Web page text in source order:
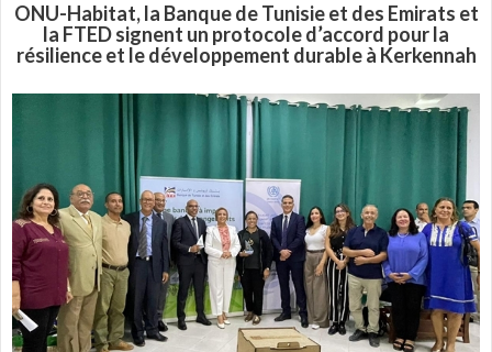
ONU-Habitat, la Banque de Tunisie et des Emirats et
la FTED signent un protocole d’accord pour la
résilience et le développement durable à Kerkennah